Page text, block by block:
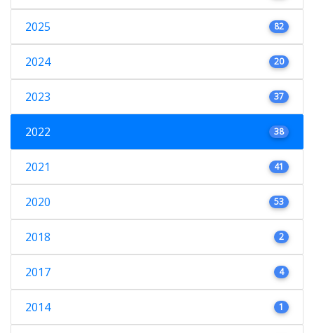
2025 82
2024 20
2023 37
2022 38
2021 41
2020 53
2018 2
2017 4
2014 1